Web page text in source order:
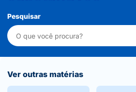
Pesquisar
Ver outras matérias